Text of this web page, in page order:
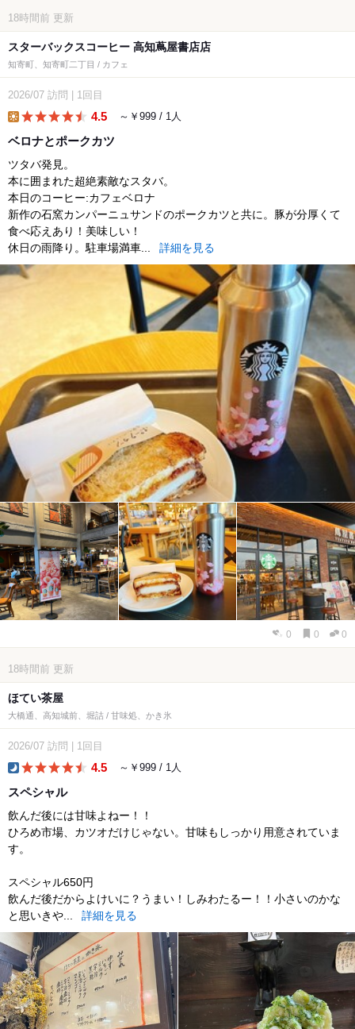
18時間前 更新
スターバックスコーヒー 高知蔦屋書店店
知寄町、知寄町二丁目 / カフェ
2026/07 訪問 1回目
4.5 ～￥999 / 1人
ベロナとポークカツ
ツタバ発見。
本に囲まれた超絶素敵なスタバ。
本日のコーヒー:カフェベロナ
新作の石窯カンパーニュサンドのポークカツと共に。豚が分厚くて
食べ応えあり！美味しい！
休日の雨降り。駐車場満車...
詳細を見る
0 0 0
18時間前 更新
ほてい茶屋
大橋通、高知城前、堀詰 / 甘味処、かき氷
2026/07 訪問 1回目
4.5 ～￥999 / 1人
スペシャル
飲んだ後には甘味よねー！！
ひろめ市場、カツオだけじゃない。甘味もしっかり用意されていま
す。
スペシャル650円
飲んだ後だからよけいに？うまい！しみわたるー！！小さいのかな
と思いきや...
詳細を見る